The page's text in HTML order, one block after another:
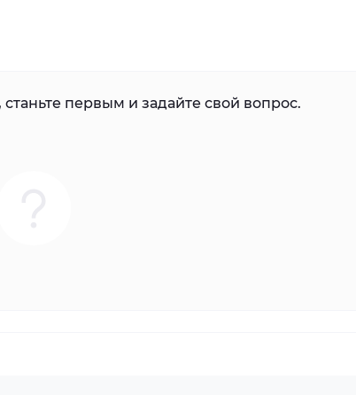
первым и задайте свой вопрос.